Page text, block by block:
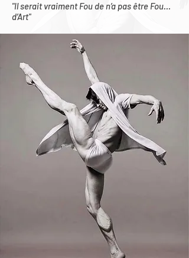
"Il serait vraiment Fou de n’a pas être Fou…
d’Art"